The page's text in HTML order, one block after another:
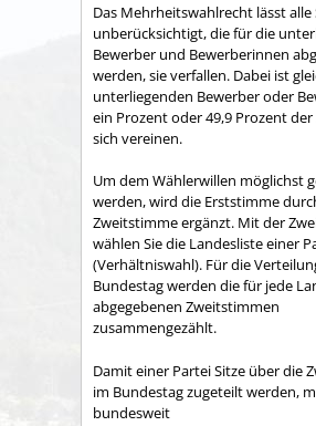
Das Mehrheitswahlrecht lässt
unberücksichtigt, die für die
Bewerber und Bewerberinnen
werden, sie verfallen. Dabei ist
unterliegenden Bewerber oder
ein Prozent oder 49,9 Prozent
sich vereinen.
Um dem Wählerwillen möglichst
werden, wird die Erststimme
Zweitstimme ergänzt. Mit der
wählen Sie die Landesliste einer
(Verhältniswahl). Für die
Bundestag werden die für jede
abgegebenen Zweitstimmen
zusammengezählt.
Damit einer Partei Sitze über die
im Bundestag zugeteilt werden,
bundesweit